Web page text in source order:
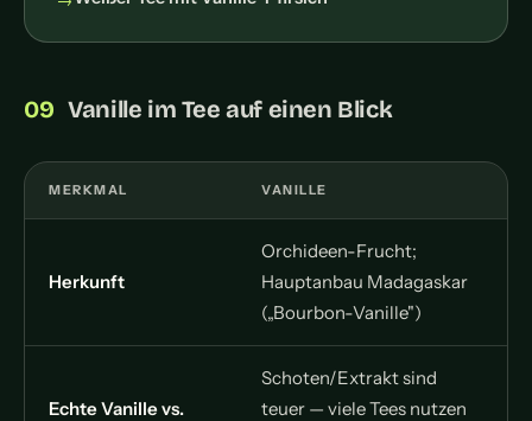
Vanille im Tee auf einen Blick
MERKMAL VANILLE
Herkunft
Orchideen-Frucht;
Hauptanbau Madagaskar
(„Bourbon-Vanille")
Echte Vanille vs.
Schoten/Extrakt sind
teuer — viele Tees nutzen